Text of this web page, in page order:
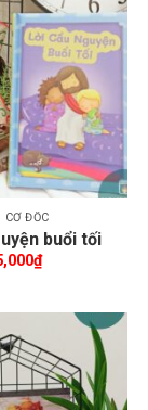
Thêm wishlist
CƠ ĐỐC
buổi tối
₫
Thêm wishlist